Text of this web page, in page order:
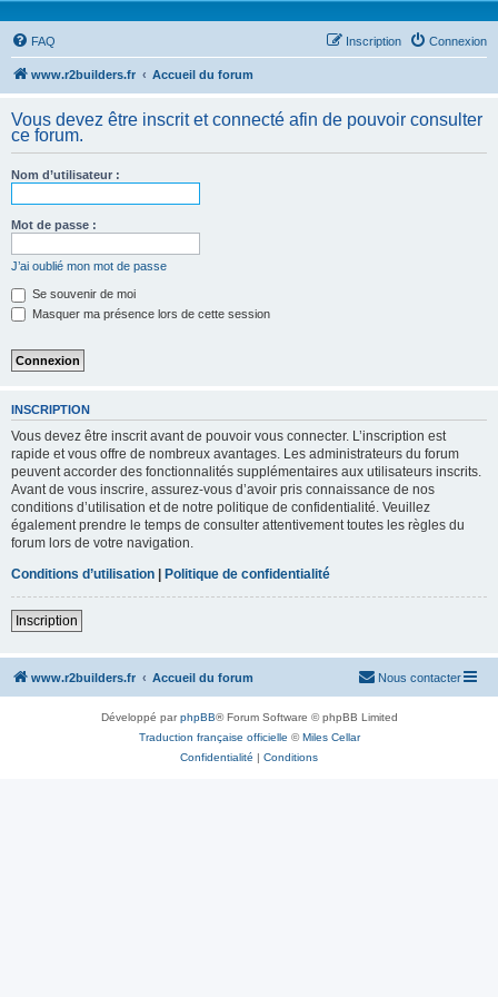
FAQ Connexion
Inscription
www.r2builders.fr Accueil du forum
Vous devez être inscrit et connecté afin de pouvoir consulter
ce forum.
Nom d’utilisateur :
Mot de passe :
J’ai oublié mon mot de passe
Se souvenir de moi
Masquer ma présence lors de cette session
INSCRIPTION
Vous devez être inscrit avant de pouvoir vous connecter. L’inscription est
rapide et vous offre de nombreux avantages. Les administrateurs du forum
peuvent accorder des fonctionnalités supplémentaires aux utilisateurs inscrits.
Avant de vous inscrire, assurez-vous d’avoir pris connaissance de nos
conditions d’utilisation et de notre politique de confidentialité. Veuillez
également prendre le temps de consulter attentivement toutes les règles du
forum lors de votre navigation.
Conditions d’utilisation | Politique de confidentialité
Inscription
www.r2builders.fr Accueil du forum Nous contacter
Développé parphpBB® Forum Software © phpBB Limited
Traduction française officielle ©Miles Cellar
Confidentialité | Conditions